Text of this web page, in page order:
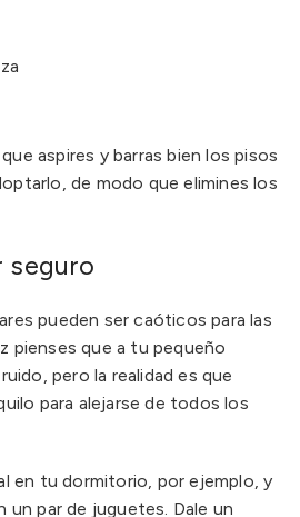
aspires y barras bien los pisos
de modo que elimines los
seguro
pueden ser caóticos para las
pienses que a tu pequeño
pero la realidad es que
para alejarse de todos los
en tu dormitorio, por ejemplo, y
un par de juguetes. Dale un